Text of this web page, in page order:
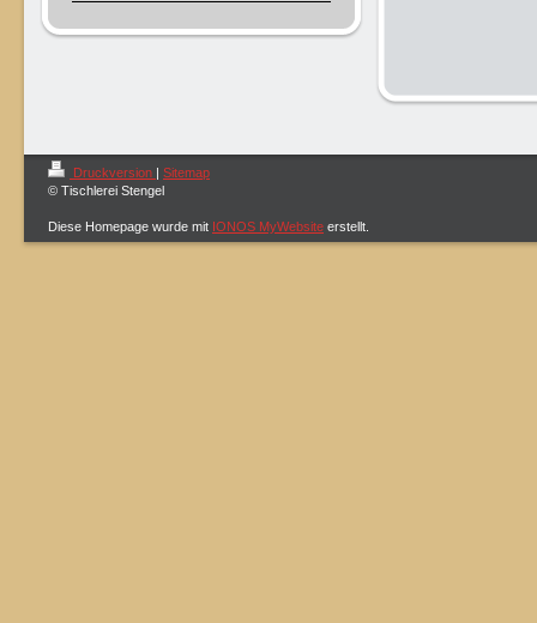
Druckversion | Sitemap
© Tischlerei Stengel
Diese Homepage wurde mit IONOS MyWebsite erstellt.